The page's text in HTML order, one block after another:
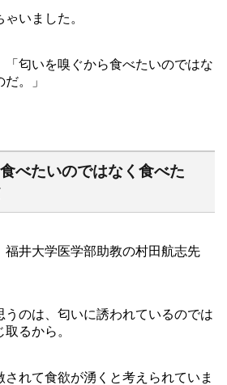
いました。
「匂いを嗅ぐから食べたいのではな
。」
べたいのではなく食べた
福井大学医学部助教の村田航志先
うのは、匂いに誘われているのでは
るから。
れて食欲が湧くと考えられていま